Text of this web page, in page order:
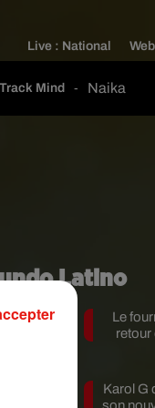
Live : National
Mind - Naika
Latino
Le
retour
Karol G
son